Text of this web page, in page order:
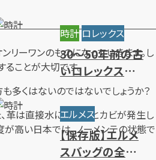
リーワンのものになっていきます。し
ことが大切です。
多くはないのではないでしょうか？
革は直接水に触れるとカビが発生し
が高い日本では、ノーメンテの状態で
と高価買取時期
7選
時計 ロレックス
30～50年前の古
いロレックスに
価値はある？年
代別の買取相場
や高価買取のコ
ツ
エルメス
【保存版】エルメ
スバッグの全種